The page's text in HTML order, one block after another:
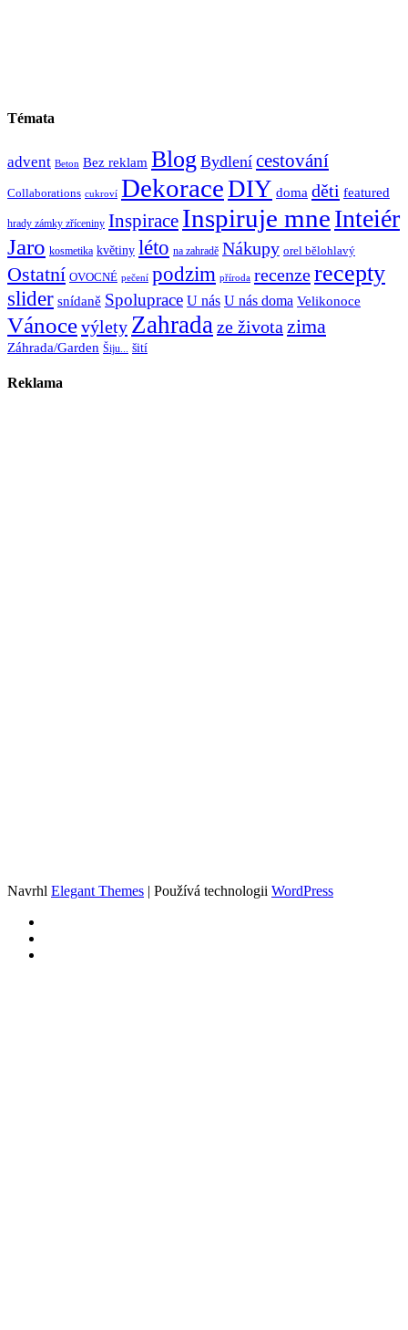
Témata
advent Beton Bez reklam Blog Bydlení cestování
Collaborations cukroví DekoraceDIY doma děti featured
hrady zámky zříceniny Inspirace Inspiruje mneInteiér
Jaro kosmetika květiny léto na zahradě Nákupy orel bělohlavý
Ostatní OVOCNÉ pečení podzim příroda recenzerecepty
slider snídaně Spoluprace U nás U nás doma Velikonoce
Vánocevýlety Zahrada ze života zima
Záhrada/Garden Šiju... šití
Reklama
Navrhl Elegant Themes | Používá technologii WordPress